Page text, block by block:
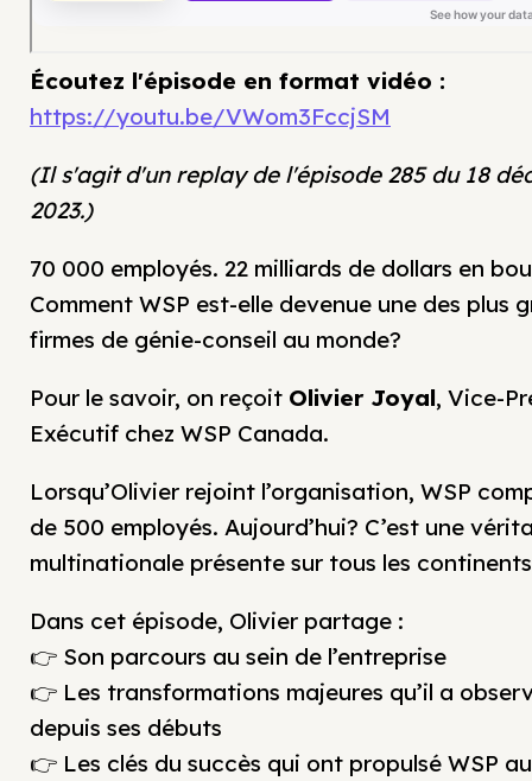
Écoutez l'épisode en format vidéo :
https://youtu.be/VWom3FccjSM
(Il s'agit d'un replay de l'épisode 285 du 18
2023.)
70 000 employés. 22 milliards de dollars en
Comment WSP est-elle devenue une des plus
firmes de génie-conseil au monde?
Pour le savoir, on reçoit Olivier Joyal, Vice-
Exécutif chez WSP Canada.
Lorsqu’Olivier rejoint l’organisation, WSP
de 500 employés. Aujourd’hui? C’est une
multinationale présente sur tous les
Dans cet épisode, Olivier partage :
👉 Son parcours au sein de l’entreprise
👉 Les transformations majeures qu’il a
depuis ses débuts
👉 Les clés du succès qui ont propulsé WSP